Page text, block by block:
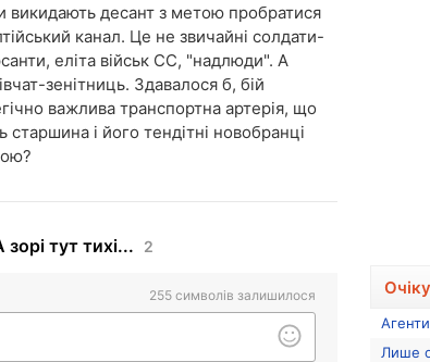
викидають десант з метою пробратися
канал. Це не звичайні солдати-
еліта військ СС, "надлюди". А
зенітниць. Здавалося б, бій
важлива транспортна артерія, що
і його тендітні новобранці
зорі тут тихі... 2
255 символів залишилося
Лише